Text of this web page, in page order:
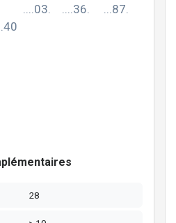
....03. ....36. ...87.
28